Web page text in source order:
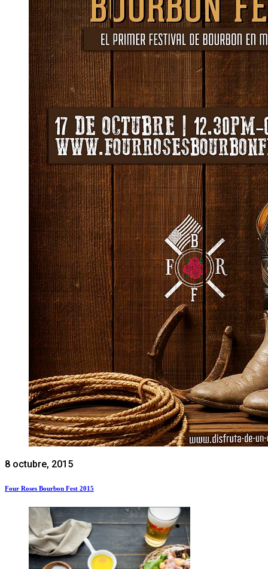
8 octubre, 2015
Four Roses Bourbon Fest 2015